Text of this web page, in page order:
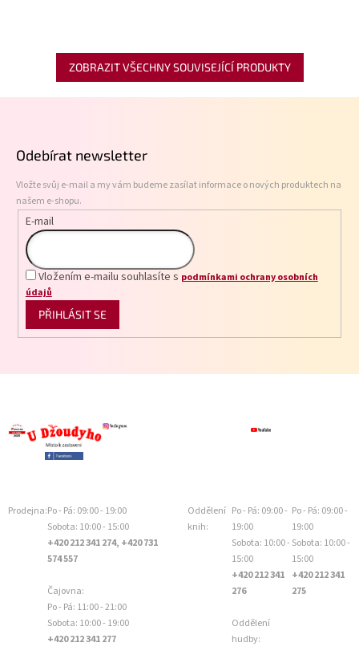
ZOBRAZIT VŠECHNY SOUVISEJÍCÍ PRODUKTY
Odebírat newsletter
Vložte svůj e-mail a my vám budeme zasílat informace o nových produktech na
našem e-shopu.
E-mail
Vložením e-mailu souhlasíte s podmínkami ochrany osobních
údajů
PŘIHLÁSIT SE
Prodejna:Po - Pá: 09:00 - 19:00
Sobota: 10:00 - 15:00
+420 212 341 274, +420 731
574 557
Čajovna:
Po - Pá: 11:00 - 21:00
Sobota: 10:00 - 19:00
+420 212 341 277
Oddělení
knih:
Po - Pá: 09:00 -
19:00
Sobota: 10:00 -
15:00
+420 212 341
276
Oddělení
hudby:
Po - Pá: 09:00 -
19:00
Sobota: 10:00 -
15:00
+420 212 341
275